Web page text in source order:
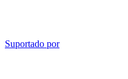
Suportado por